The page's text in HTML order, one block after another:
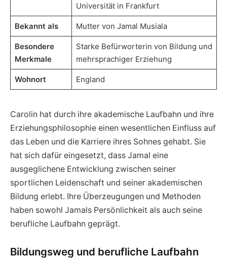
Universität in Frankfurt
Bekannt als Mutter von Jamal Musiala
Besondere
Merkmale
Starke Befürworterin von Bildung und
mehrsprachiger Erziehung
Wohnort England
Carolin hat durch ihre akademische Laufbahn und ihre
Erziehungsphilosophie einen wesentlichen Einfluss auf
das Leben und die Karriere ihres Sohnes gehabt. Sie
hat sich dafür eingesetzt, dass Jamal eine
ausgeglichene Entwicklung zwischen seiner
sportlichen Leidenschaft und seiner akademischen
Bildung erlebt. Ihre Überzeugungen und Methoden
haben sowohl Jamals Persönlichkeit als auch seine
berufliche Laufbahn geprägt.
Bildungsweg und berufliche Laufbahn